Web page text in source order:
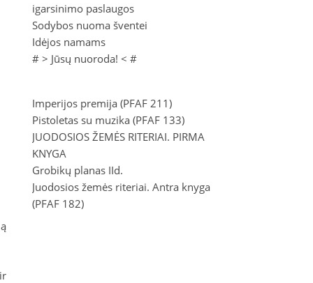
igarsinimo paslaugos
Sodybos nuoma šventei
Idėjos namams
# > Jūsų nuoroda! < #
Imperijos premija (PFAF 211)
Pistoletas su muzika (PFAF 133)
JUODOSIOS ŽEMĖS RITERIAI. PIRMA
KNYGA
Grobikų planas IId.
Juodosios žemės riteriai. Antra knyga
(PFAF 182)